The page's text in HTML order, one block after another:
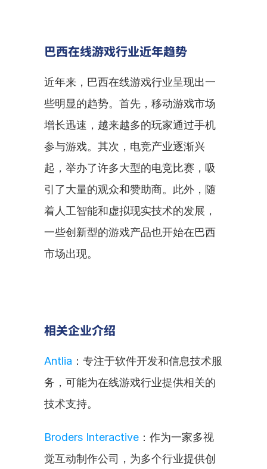
巴西在线游戏行业近年趋势
近年来，巴西在线游戏行业呈现出一
些明显的趋势。首先，移动游戏市场
增长迅速，越来越多的玩家通过手机
参与游戏。其次，电竞产业逐渐兴
起，举办了许多大型的电竞比赛，吸
引了大量的观众和赞助商。此外，随
着人工智能和虚拟现实技术的发展，
一些创新型的游戏产品也开始在巴西
市场出现。
相关企业介绍
Antlia ：专注于软件开发和信息技术服
务，可能为在线游戏行业提供相关的
技术支持。
Broders Interactive ：作为一家多视
觉互动制作公司，为多个行业提供创